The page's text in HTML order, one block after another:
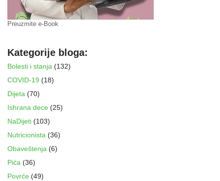
Preuzmite e-Book
Kategorije bloga:
Bolesti i stanja (132)
COVID-19 (18)
Dijeta (70)
Ishrana dece (25)
NaDijeti (103)
Nutricionista (36)
Obaveštenja (6)
Pića (36)
Povrće (49)